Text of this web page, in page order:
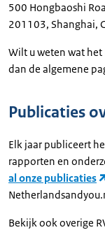
500 Hongbaoshi
201103, Shanghai,
Wilt u weten wat het
dan de algemene
Publicaties
Elk jaar publiceert
rapporten en
al onze publicaties
Bekijk ook overige